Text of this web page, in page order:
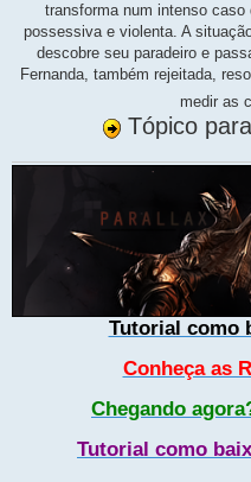
transforma num intenso
possessiva e violenta. A
descobre seu paradeiro e
Fernanda, também rejeitada,
medir as
Tópico
Tutorial como
Conheça as
Chegando
Tutorial como